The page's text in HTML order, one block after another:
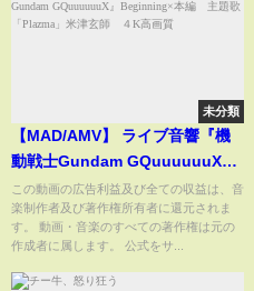
未分類
【MAD/AMV】 ライブ音響『機
動戦士Gundam GQuuuuuuX』
Beginning×本編 主題歌
「Plazma」米津玄師 ４K高画
質
この動画の広告利益及び全ての収益は、音
楽制作者及び著作権所有者に還元されま
す。 動画・音楽のすべての著作権は元の
作成者に属します。 公式をサ...